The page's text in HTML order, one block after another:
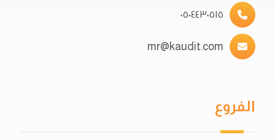
٠٥٠٤٤٣٠٥١٥
mr@kaudit.com
الفروع